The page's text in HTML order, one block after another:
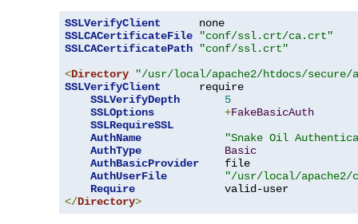
SSLVerifyClient
SSLCACertificateFile
"conf/ssl.crt/ca.crt"
SSLCACertificatePath
"conf/ssl.crt"
<Directory
"/usr/local/apache2/htdocs/secure/
SSLVerifyClient
      require
SSLVerifyDepth
5
SSLOptions
+FakeBasicAuth
SSLRequireSSL
AuthName
"Snake Oil
AuthType
Basic
AuthBasicProvider
    file
AuthUserFile
"/usr/local/apache2/
Require
</Directory>